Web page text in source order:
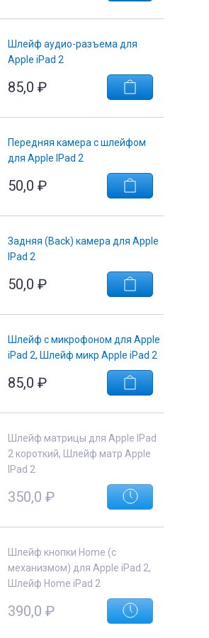
Шлейф аудио-разъема для
Apple iPad 2
85,0 ₽
Передняя камера с шлейфом
для Apple IPad 2
50,0 ₽
Задняя (Back) камера для Apple
IPad 2
50,0 ₽
Шлейф с микрофоном для Apple
iPad 2, Шлейф микр Apple iPad 2
85,0 ₽
Шлейф матрицы для Apple IPad
2 короткий, Шлейф матр Apple
IPad 2
350,0 ₽
Шлейф кнопки Home (с
механизмом) для Apple iPad 2,
Шлейф Home iPad 2
390,0 ₽